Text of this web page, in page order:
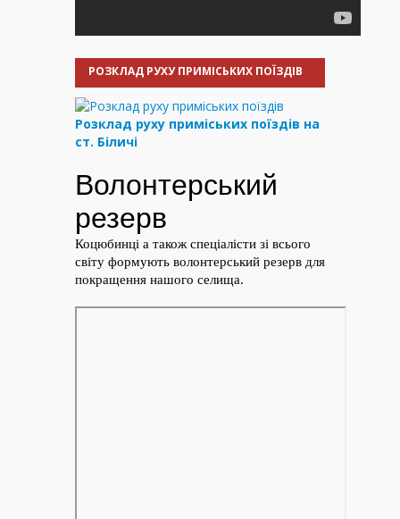
РОЗКЛАД РУХУ ПРИМІСЬКИХ ПОЇЗДІВ
Розклад руху приміських поїздів на
ст. Біличі